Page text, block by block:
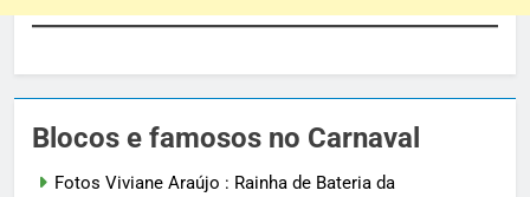
Blocos e famosos no Carnaval
Fotos Viviane Araújo : Rainha de Bateria da